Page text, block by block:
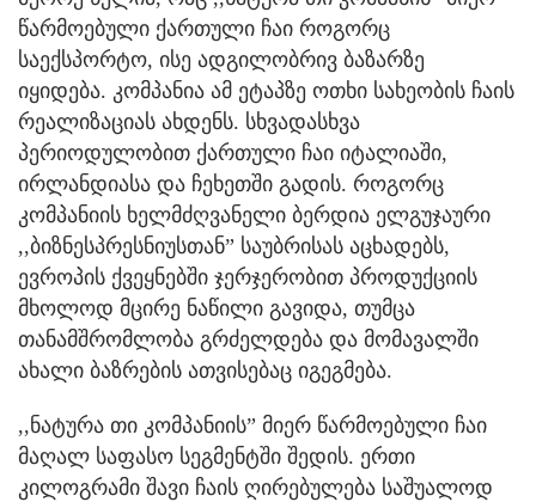
წარმოებული ქართული ჩაი როგორც
საექსპორტო, ისე ადგილობრივ ბაზარზე
იყიდება. კომპანია ამ ეტაპზე ოთხი სახეობის ჩაის
რეალიზაციას ახდენს. სხვადასხვა
პერიოდულობით ქართული ჩაი იტალიაში,
ირლანდიასა და ჩეხეთში გადის. როგორც
კომპანიის ხელმძღვანელი ბერდია ელგუჯაური
,,ბიზნესპრესნიუსთან” საუბრისას აცხადებს,
ევროპის ქვეყნებში ჯერჯერობით პროდუქციის
მხოლოდ მცირე ნაწილი გავიდა, თუმცა
თანამშრომლობა გრძელდება და მომავალში
ახალი ბაზრების ათვისებაც იგეგმება.
,,ნატურა თი კომპანიის” მიერ წარმოებული ჩაი
მაღალ საფასო სეგმენტში შედის. ერთი
კილოგრამი შავი ჩაის ღირებულება საშუალოდ